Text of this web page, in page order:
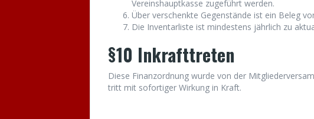
Vereinshauptkasse zugeführt werden.
Über verschenkte Gegenstände ist ein Beleg
Die Inventarliste ist mindestens jährlich zu
§10 Inkrafttreten
Diese Finanzordnung wurde von der
tritt mit sofortiger Wirkung in Kraft.